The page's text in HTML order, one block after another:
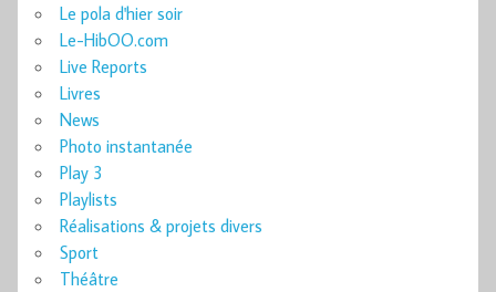
Le pola d'hier soir
Le-HibOO.com
Live Reports
Livres
News
Photo instantanée
Play 3
Playlists
Réalisations & projets divers
Sport
Théâtre